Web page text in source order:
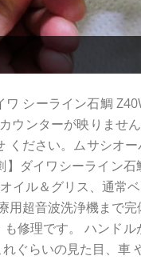
シーライン石鯛
ウンターが映りませ
ください。ムサシオ
ダイワシーライン
イル＆グリス、通常
用超音波洗浄機まで
修理です。 ハンド
ぐらいの見た目、車